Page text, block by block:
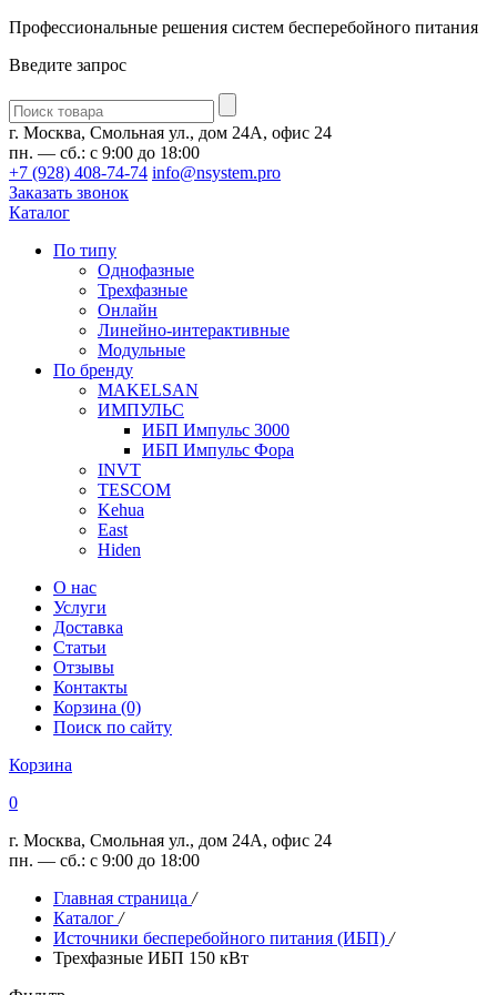
Профессиональные решения систем бесперебойного питания
Введите запрос
Введите
запрос
г. Москва, Смольная ул., дом 24А, офис 24
пн. — сб.: с 9:00 до 18:00
+7 (928) 408-74-74 info@nsystem.pro
Заказать звонок
Каталог
По типу
Однофазные
Трехфазные
Онлайн
Линейно-интерактивные
Модульные
По бренду
MAKELSAN
ИМПУЛЬС
ИБП Импульс 3000
ИБП Импульс Фора
INVT
TESCOM
Kehua
East
Hiden
О нас
Услуги
Доставка
Статьи
Отзывы
Контакты
Корзина (0)
Поиск по сайту
Корзина
0
г. Москва, Смольная ул., дом 24А, офис 24
пн. — сб.: с 9:00 до 18:00
Главная страница /
Каталог /
Источники бесперебойного питания (ИБП) /
Трехфазные ИБП 150 кВт